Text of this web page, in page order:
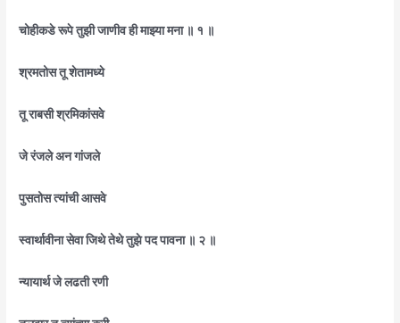
चोहीकडे रूपे तुझी जाणीव ही माझ्या मना ॥ १ ॥
श्रमतोस तू शेतामध्ये
तू राबसी श्रमिकांसवे
जे रंजले अन गांजले
पुसतोस त्यांची आसवे
स्वार्थावीना सेवा जिथे तेथे तुझे पद पावना ॥ २ ॥
न्यायार्थ जे लढती रणी